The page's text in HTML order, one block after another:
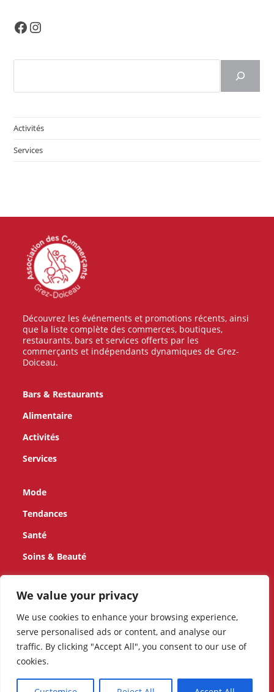
We value your privacy
We use cookies to enhance your browsing experience,
serve personalised ads or content, and analyse our
traffic. By clicking "Accept All", you consent to our use of
cookies.
FacebookInstagram
Activités
Services
Découvrez les événements et promotions récents, ainsi
que la liste complète des commerces, boutiques,
restaurants, bars et services offerts par les
commerçants et indépendants dynamiques de Grez-
Doiceau.
Bars & Restaurants
Alimentaire
Activités
Services
Mode
Tendances
Santé
Soins & Beauté
Enfants
Maison
Animaux
Mobilité